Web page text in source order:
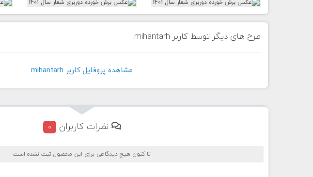
طرح های دیگر توسط کاربر mihantarh
مشاهده پروفايل کاربر mihantarh
نظرات کاربران 0
تا کنون هیچ دیدگاهی برای این محصول ثبت نشده است